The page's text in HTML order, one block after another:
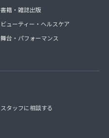
書籍・雑誌出版
ビューティー・ヘルスケア
舞台・パフォーマンス
スタッフに相談する